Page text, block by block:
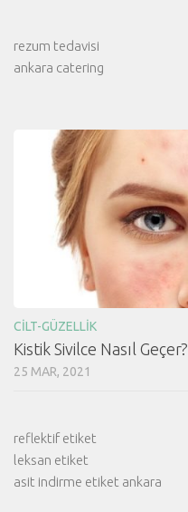
rezum tedavisi
ankara catering
CILT-GÜZELLIK
Kistik Sivilce Nasıl Geçer?
25 MAR, 2021
reflektif etiket
leksan etiket
asit indirme etiket ankara